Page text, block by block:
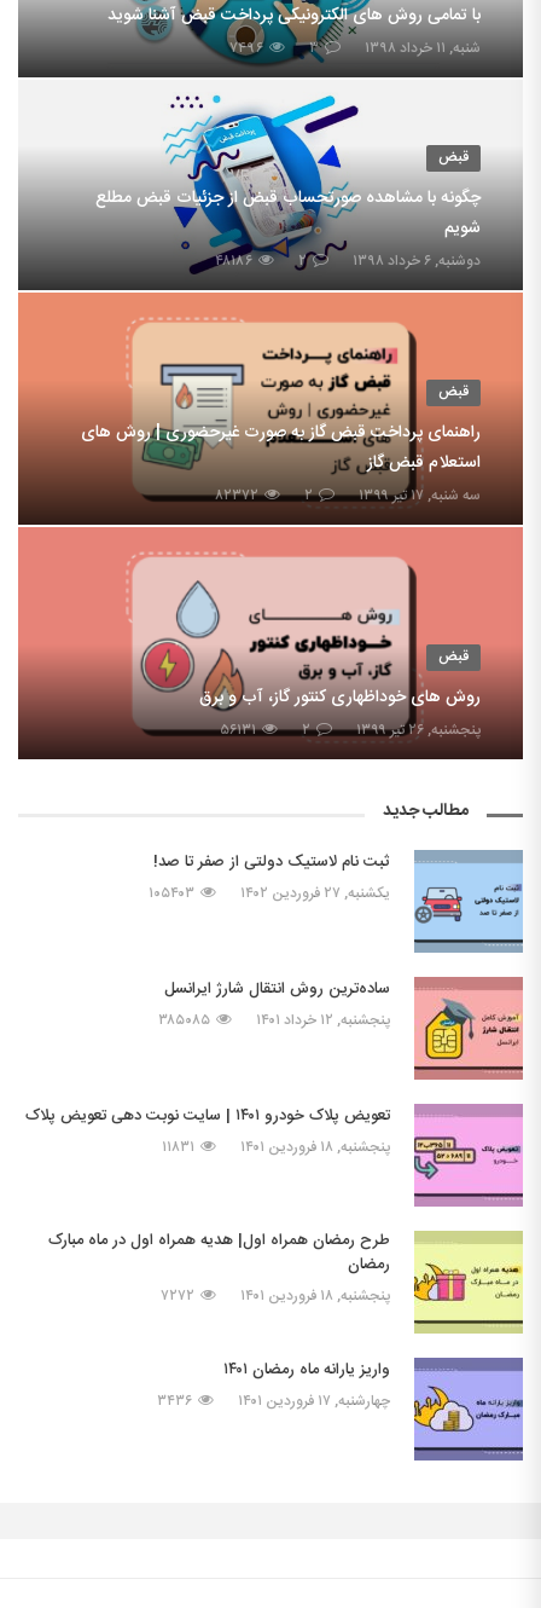
با تمامی روش های الکترونیکی پرداخت قبض آشنا شوید
شنبه, ۱۱ خرداد ۱۳۹۸ ۳ ۷۴۹۶
قبض
چگونه با مشاهده صورتحساب قبض از جزئیات قبض مطلع
شویم
دوشنبه, ۶ خرداد ۱۳۹۸ ۲ ۴۸۱۸۶
قبض
راهنمای پرداخت قبض گاز به صورت غیرحضوری | روش های
استعلام قبض گاز
سه شنبه, ۱۷ تیر ۱۳۹۹ ۲ ۸۲۳۷۲
قبض
روش های خوداظهاری کنتور گاز، آب و برق
پنجشنبه, ۲۶ تیر ۱۳۹۹ ۲ ۵۶۱۳۱
مطالب جدید
ثبت نام لاستیک دولتی از صفر تا صد!
یکشنبه, ۲۷ فروردین ۱۴۰۲ ۱۰۵۴۰۳
ساده‌ترین روش انتقال شارژ ایرانسل
پنجشنبه, ۱۲ خرداد ۱۴۰۱ ۳۸۵۰۸۵
تعویض پلاک خودرو ۱۴۰۱ | سایت نوبت دهی تعویض پلاک
پنجشنبه, ۱۸ فروردین ۱۴۰۱ ۱۱۸۳۱
طرح رمضان همراه اول| هدیه همراه اول در ماه مبارک
رمضان
پنجشنبه, ۱۸ فروردین ۱۴۰۱ ۷۲۷۲
واریز یارانه ماه رمضان ۱۴۰۱
چهارشنبه, ۱۷ فروردین ۱۴۰۱ ۳۴۳۶